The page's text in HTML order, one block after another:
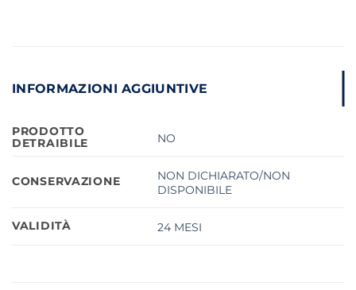
INFORMAZIONI AGGIUNTIVE
PRODOTTO
DETRAIBILE
NO
CONSERVAZIONE
NON DICHIARATO/NON
DISPONIBILE
VALIDITÀ 24 MESI